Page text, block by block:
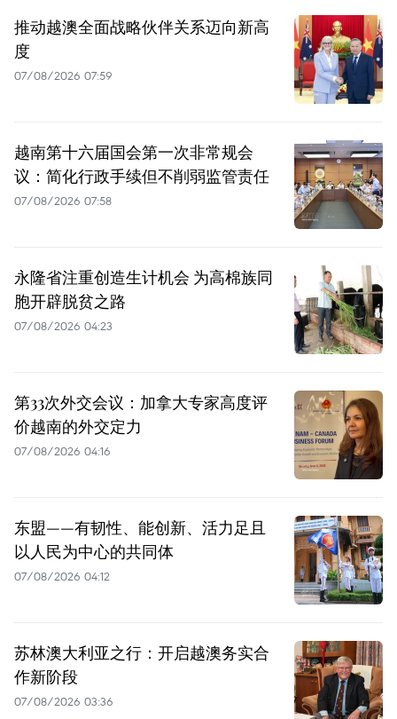
推动越澳全面战略伙伴关系迈向新高
度
07/08/2026 07:59
越南第十六届国会第一次非常规会
议：简化行政手续但不削弱监管责任
07/08/2026 07:58
永隆省注重创造生计机会 为高棉族同
胞开辟脱贫之路
07/08/2026 04:23
第33次外交会议：加拿大专家高度评
价越南的外交定力
07/08/2026 04:16
东盟——有韧性、能创新、活力足且
以人民为中心的共同体
07/08/2026 04:12
苏林澳大利亚之行：开启越澳务实合
作新阶段
07/08/2026 03:36